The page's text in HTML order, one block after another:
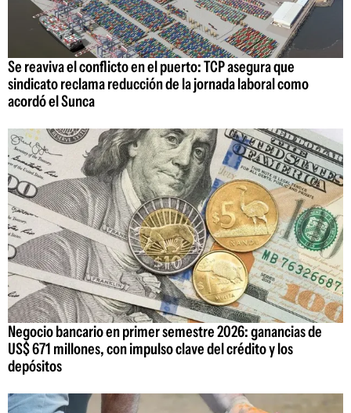
Se reaviva el conflicto en el puerto: TCP asegura que
sindicato reclama reducción de la jornada laboral como
acordó el Sunca
Negocio bancario en primer semestre 2026: ganancias de
US$ 671 millones, con impulso clave del crédito y los
depósitos